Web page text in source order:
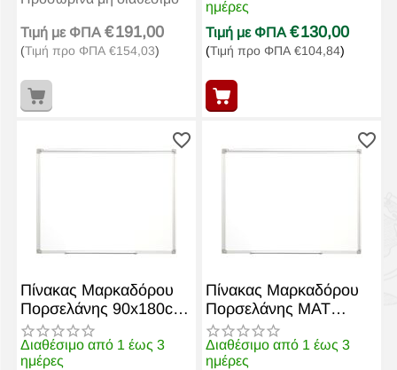
Τιμή με ΦΠΑ €191,00
(Τιμή προ ΦΠΑ €154,03)
ημέρες
Τιμή με ΦΠΑ €130,00
(Τιμή προ ΦΠΑ €104,84)
Πίνακας Μαρκαδόρου
Πορσελάνης 90x180cm
WB918P3 Μαγνητικός
Διαθέσιμο από 1 έως 3
ημέρες
Πίνακας Μαρκαδόρου
Πορσελάνης MAT
120x150cm
WB1215P3MAT
Διαθέσιμο από 1 έως 3
ημέρες